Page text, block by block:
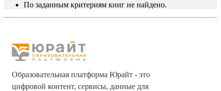
По заданным критериям книг не найдено.
Образовательная платформа Юрайт - это
цифровой контент, сервисы, данные для